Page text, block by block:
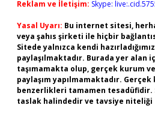
Reklam ve İletişim: Skype:
Yasal Uyarı: Bu internet sitesi,
veya şahıs şirketi ile hiçbir
Sitede yalnızca kendi
paylaşılmaktadır. Burada yer alan
taşımamakta olup, gerçek kurum
paylaşım yapılmamaktadır.
benzerlikleri tamamen
taslak halindedir ve tavsiye niteliği